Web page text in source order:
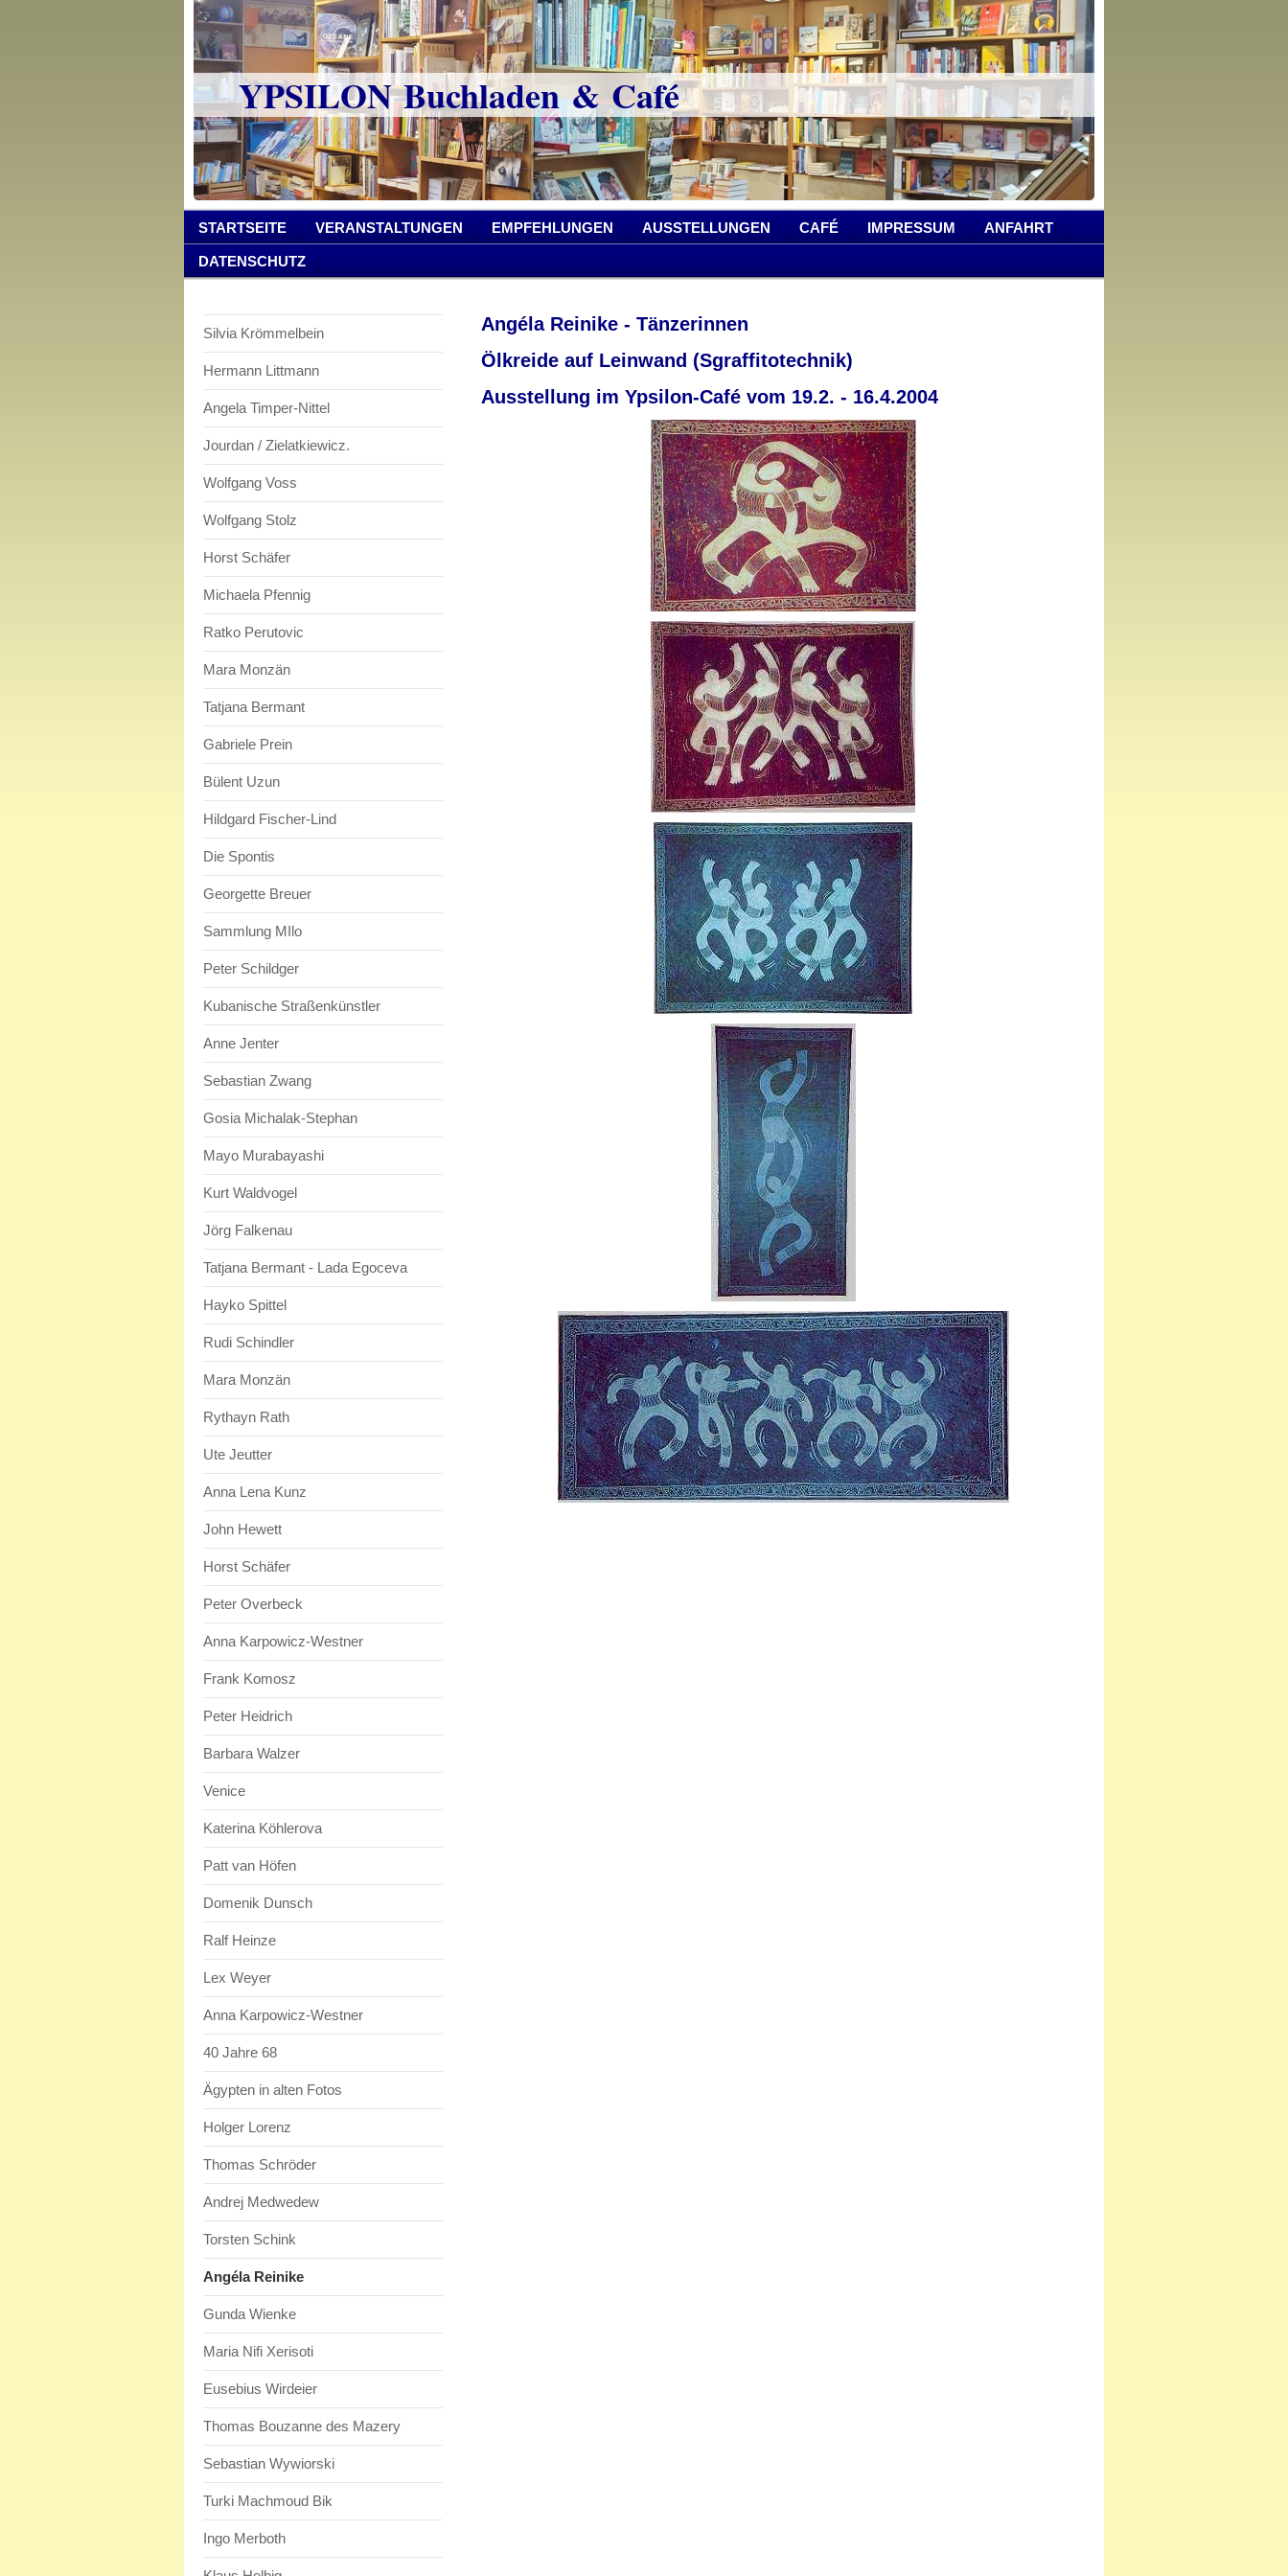
YPSILON Buchladen & Café
STARTSEITE VERANSTALTUNGEN EMPFEHLUNGEN AUSSTELLUNGEN CAFÉ IMPRESSUM ANFAHRT
DATENSCHUTZ
Silvia Krömmelbein
Hermann Littmann
Angela Timper-Nittel
Jourdan / Zielatkiewicz.
Wolfgang Voss
Wolfgang Stolz
Horst Schäfer
Michaela Pfennig
Ratko Perutovic
Mara Monzän
Tatjana Bermant
Gabriele Prein
Bülent Uzun
Hildgard Fischer-Lind
Die Spontis
Georgette Breuer
Sammlung MIlo
Peter Schildger
Kubanische Straßenkünstler
Anne Jenter
Sebastian Zwang
Gosia Michalak-Stephan
Mayo Murabayashi
Kurt Waldvogel
Jörg Falkenau
Tatjana Bermant - Lada Egoceva
Hayko Spittel
Rudi Schindler
Mara Monzän
Rythayn Rath
Ute Jeutter
Anna Lena Kunz
John Hewett
Horst Schäfer
Peter Overbeck
Anna Karpowicz-Westner
Frank Komosz
Peter Heidrich
Barbara Walzer
Venice
Katerina Köhlerova
Patt van Höfen
Domenik Dunsch
Ralf Heinze
Lex Weyer
Anna Karpowicz-Westner
40 Jahre 68
Ägypten in alten Fotos
Holger Lorenz
Thomas Schröder
Andrej Medwedew
Torsten Schink
Angéla Reinike
Gunda Wienke
Maria Nifi Xerisoti
Eusebius Wirdeier
Thomas Bouzanne des Mazery
Sebastian Wywiorski
Turki Machmoud Bik
Ingo Merboth
Angéla Reinike - Tänzerinnen
Ölkreide auf Leinwand (Sgraffitotechnik)
Ausstellung im Ypsilon-Café vom 19.2. - 16.4.2004